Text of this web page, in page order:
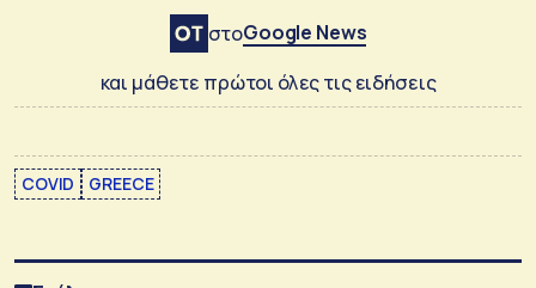
στοGoogle News
και μάθετε πρώτοι όλες τις ειδήσεις
COVID GREECE